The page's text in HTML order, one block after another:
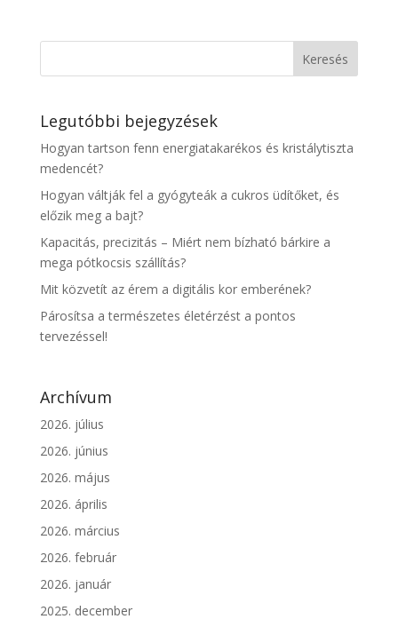
Legutóbbi bejegyzések
Hogyan tartson fenn energiatakarékos és kristálytiszta
medencét?
Hogyan váltják fel a gyógyteák a cukros üdítőket, és
előzik meg a bajt?
Kapacitás, precizitás – Miért nem bízható bárkire a
mega pótkocsis szállítás?
Mit közvetít az érem a digitális kor emberének?
Párosítsa a természetes életérzést a pontos
tervezéssel!
Archívum
2026. július
2026. június
2026. május
2026. április
2026. március
2026. február
2026. január
2025. december